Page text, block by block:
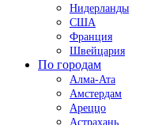
Нидерланды
США
Франция
Швейцария
По городам
Алма-Ата
Амстердам
Ареццо
Астрахань